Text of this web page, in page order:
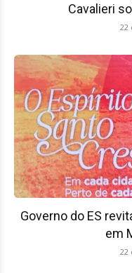
Cavalieri
22
Governo do ES
em
22